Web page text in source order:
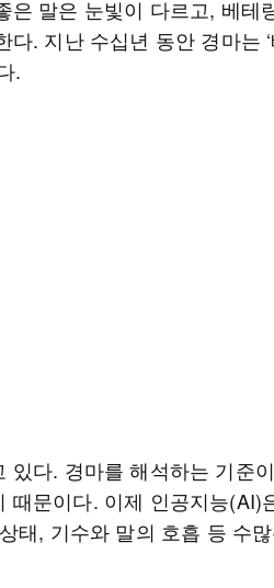
은 말은 눈빛이 다르고, 베테
. 지난 수십년 동안 경마는
.
다. 경마를 해석하는 기준
때문이다. 이제 인공지능(AI)
태, 기수와 말의 호흡 등 수